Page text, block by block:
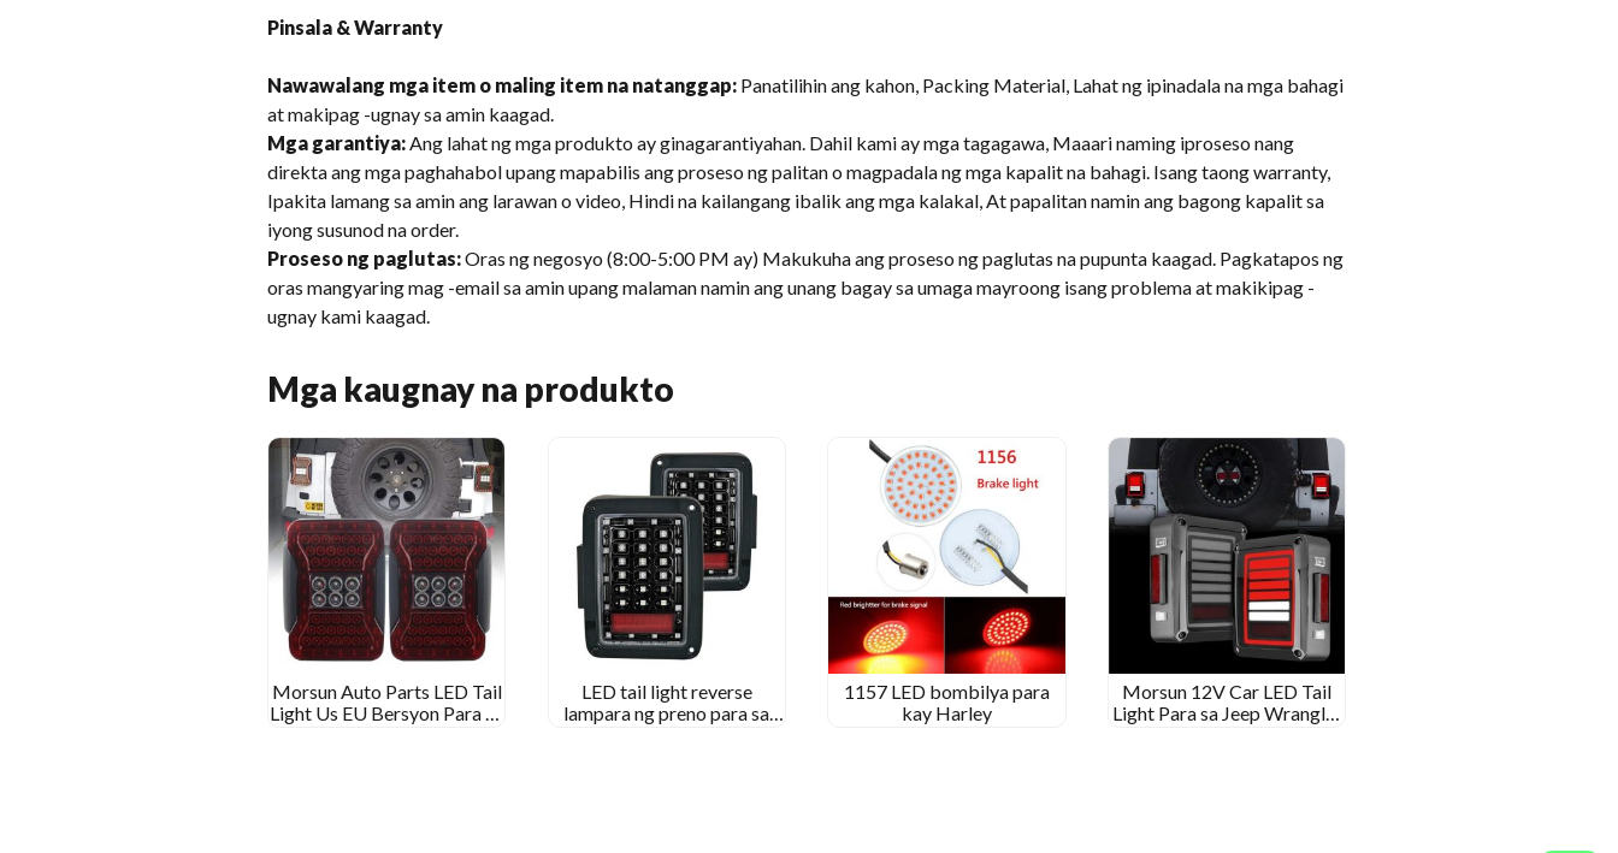
Pinsala & Warranty
Nawawalang mga item o maling item na natanggap: Panatilihin ang kahon, Packing Material, Lahat ng ipinadala na mga bahagi
at makipag -ugnay sa amin kaagad.
Mga garantiya:Ang lahat ng mga produkto ay ginagarantiyahan. Dahil kami ay mga tagagawa, Maaari naming iproseso nang
direkta ang mga paghahabol upang mapabilis ang proseso ng palitan o magpadala ng mga kapalit na bahagi. Isang taong warranty,
Ipakita lamang sa amin ang larawan o video, Hindi na kailangang ibalik ang mga kalakal, At papalitan namin ang bagong kapalit sa
iyong susunod na order.
Proseso ng paglutas:Oras ng negosyo (8:00-5:00 PM ay) Makukuha ang proseso ng paglutas na pupunta kaagad. Pagkatapos ng
oras mangyaring mag -email sa amin upang malaman namin ang unang bagay sa umaga mayroong isang problema at makikipag -
ugnay kami kaagad.
Mga kaugnay na produkto
Morsun Auto Parts LED Tail
Light Us EU Bersyon Para sa
LED tail light reverse
lampara ng preno para sa
1157 LED bombilya para
kay Harley
Morsun 12V Car LED Tail
Light Para sa Jeep Wrangler